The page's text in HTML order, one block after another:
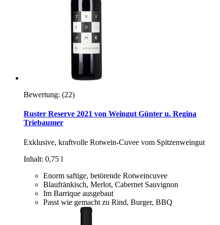
Bewertung: (22)
Ruster Reserve 2021 von Weingut Günter u. Regina
Triebaumer
Exklusive, kraftvolle Rotwein-Cuvee vom Spitzenweingut
Inhalt: 0,75 l
Enorm saftige, betörende Rotweincuvee
Blaufränkisch, Merlot, Cabernet Sauvignon
Im Barrique ausgebaut
Passt wie gemacht zu Rind, Burger, BBQ